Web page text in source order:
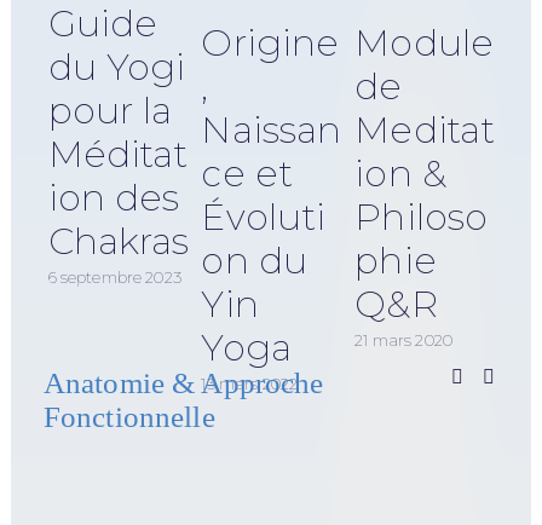
Anatomie & Approche
Fonctionnelle
Guide
du Yogi
pour la
Méditat
ion des
Chakras
6 septembre 2023
Origine
,
Naissan
ce et
Évoluti
on du
Yin
Yoga
13 mars 2022
Module
de
Meditat
ion &
Philoso
phie
Q&R
21 mars 2020